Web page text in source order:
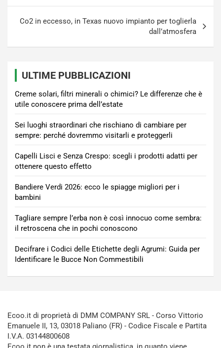
Co2 in eccesso, in Texas nuovo impianto per toglierla
dall’atmosfera
ULTIME PUBBLICAZIONI
Creme solari, filtri minerali o chimici? Le differenze che è
utile conoscere prima dell’estate
Sei luoghi straordinari che rischiano di cambiare per
sempre: perché dovremmo visitarli e proteggerli
Capelli Lisci e Senza Crespo: scegli i prodotti adatti per
ottenere questo effetto
Bandiere Verdi 2026: ecco le spiagge migliori per i
bambini
Tagliare sempre l’erba non è così innocuo come sembra:
il retroscena che in pochi conoscono
Decifrare i Codici delle Etichette degli Agrumi: Guida per
Identificare le Bucce Non Commestibili
Ecoo.it di proprietà di DMM COMPANY SRL - Corso Vittorio
Emanuele II, 13, 03018 Paliano (FR) - Codice Fiscale e Partita
I.V.A. 03144800608